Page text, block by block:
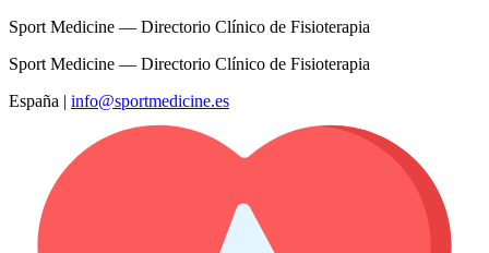
Sport Medicine — Directorio Clínico de Fisioterapia
Sport Medicine — Directorio Clínico de Fisioterapia
España | info@sportmedicine.es